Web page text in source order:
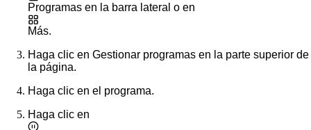
Programas en la barra lateral o en
Más.
Haga clic en Gestionar programas en la parte superior de
la página.
Haga clic en el programa.
Haga clic en